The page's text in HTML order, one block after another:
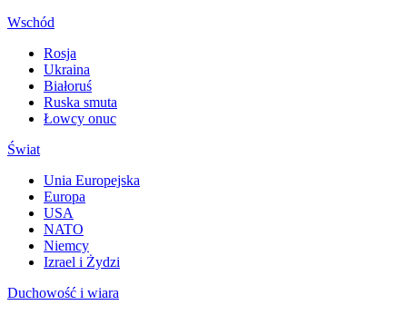
Wschód
Rosja
Ukraina
Białoruś
Ruska smuta
Łowcy onuc
Świat
Unia Europejska
Europa
USA
NATO
Niemcy
Izrael i Żydzi
Duchowość i wiara